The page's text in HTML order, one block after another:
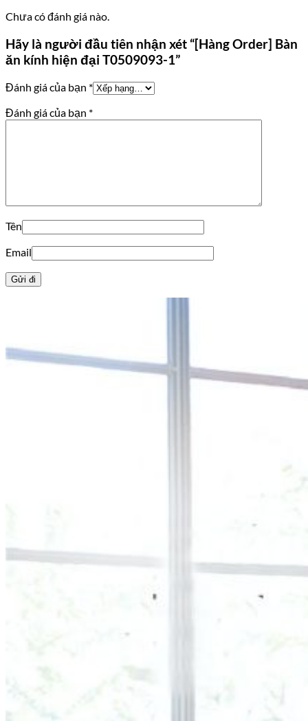
Chưa có đánh giá nào.
Hãy là người đầu tiên nhận xét “[Hàng Order] Bàn
ăn kính hiện đại T0509093-1”
Đánh giá của bạn *
Đánh giá của bạn *
Tên
Email